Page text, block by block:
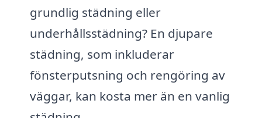
grundlig städning eller
underhållsstädning? En djupare
städning, som inkluderar
fönsterputsning och rengöring av
väggar, kan kosta mer än en vanlig